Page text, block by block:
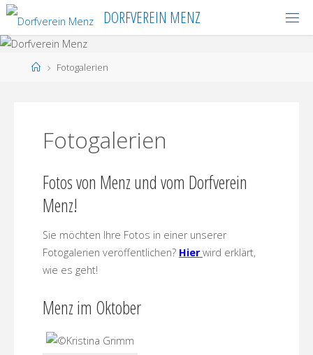
Skip
content
DORFVEREIN MENZ
HomeFotogalerien
Fotogalerien
Fotos von Menz und vom Dorfverein
Menz!
Sie möchten Ihre Fotos in einer unserer
Fotogalerien veröffentlichen? Hier wird erklärt,
wie es geht!
Menz im Oktober